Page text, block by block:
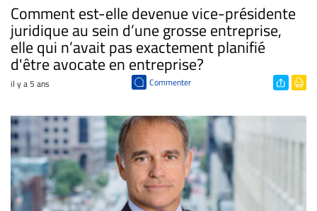
Comment est-elle devenue vice-présidente
juridique au sein d’une grosse entreprise,
elle qui n’avait pas exactement planifié
d'être avocate en entreprise?
il y a 5 ans Commenter